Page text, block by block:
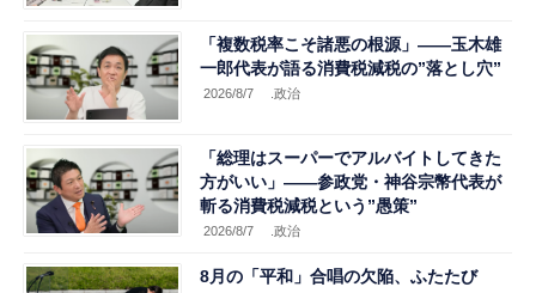
「複数税率こそ諸悪の根源」――玉木雄
一郎代表が語る消費税減税の”落とし穴”
2026/8/7 .政治
「総理はスーパーでアルバイトしてきた
方がいい」――参政党・神谷宗幣代表が
斬る消費税減税という”愚策”
2026/8/7 .政治
8月の「平和」合唱の欠陥、ふたたび